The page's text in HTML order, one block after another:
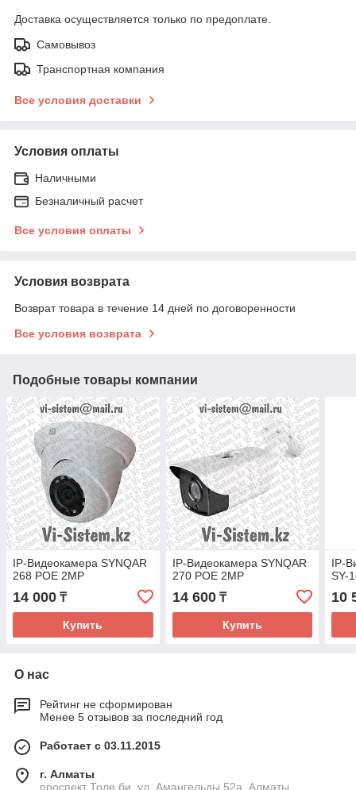
Доставка осуществляется только по предоплате.
Самовывоз
Транспортная компания
Все условия доставки
Условия оплаты
Наличными
Безналичный расчет
Все условия оплаты
Условия возврата
Возврат товара в течение 14 дней по договоренности
Все условия возврата
Подобные товары компании
IP-Видеокамера SYNQAR
268 POE 2MP
14 000 ₸
Купить
IP-Видеокамера SYNQAR
270 POE 2MP
14 600₸
Купить
IP-
SY-
10
О нас
Рейтинг не сформирован
Менее 5 отзывов за последний год
Работает с 03.11.2015
г. Алматы
проспект Толе би, ул. Амангельды 52а, Алматы,